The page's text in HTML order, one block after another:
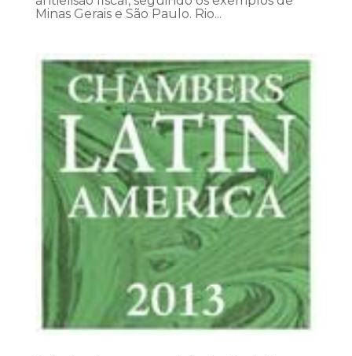
Minas Gerais e São Paulo. Rio...